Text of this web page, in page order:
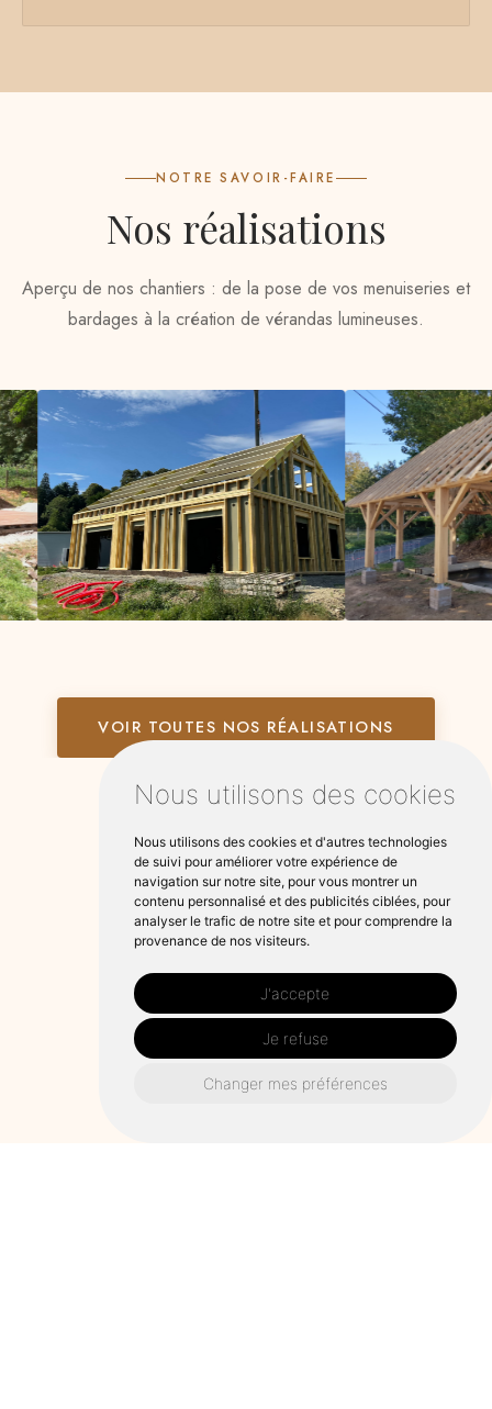
Nous utilisons des cookies
Nous utilisons des cookies et d'autres technologies
de suivi pour améliorer votre expérience de
navigation sur notre site, pour vous montrer un
contenu personnalisé et des publicités ciblées, pour
analyser le trafic de notre site et pour comprendre la
provenance de nos visiteurs.
J'accepte
Je refuse
Changer mes préférences
NOTRE SAVOIR-FAIRE
Nos réalisations
Aperçu de nos chantiers : de la pose de vos menuiseries et
bardages à la création de vérandas lumineuses.
VOIR TOUTES NOS RÉALISATIONS